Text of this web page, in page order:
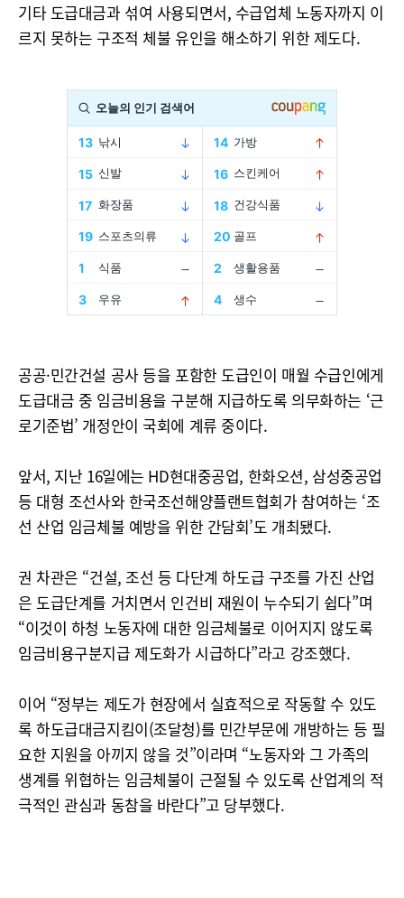
기타 도급대금과 섞여 사용되면서, 수급업체 노동자까지 이
르지 못하는 구조적 체불 유인을 해소하기 위한 제도다.
공공·민간건설 공사 등을 포함한 도급인이 매월 수급인에게
도급대금 중 임금비용을 구분해 지급하도록 의무화하는 ‘근
로기준법’ 개정안이 국회에 계류 중이다.
앞서, 지난 16일에는 HD현대중공업, 한화오션, 삼성중공업
등 대형 조선사와 한국조선해양플랜트협회가 참여하는 ‘조
선 산업 임금체불 예방을 위한 간담회’도 개최됐다.
권 차관은 “건설, 조선 등 다단계 하도급 구조를 가진 산업
은 도급단계를 거치면서 인건비 재원이 누수되기 쉽다”며
“이것이 하청 노동자에 대한 임금체불로 이어지지 않도록
임금비용구분지급 제도화가 시급하다”라고 강조했다.
이어 “정부는 제도가 현장에서 실효적으로 작동할 수 있도
록 하도급대금지킴이(조달청)를 민간부문에 개방하는 등 필
요한 지원을 아끼지 않을 것”이라며 “노동자와 그 가족의
생계를 위협하는 임금체불이 근절될 수 있도록 산업계의 적
극적인 관심과 동참을 바란다”고 당부했다.